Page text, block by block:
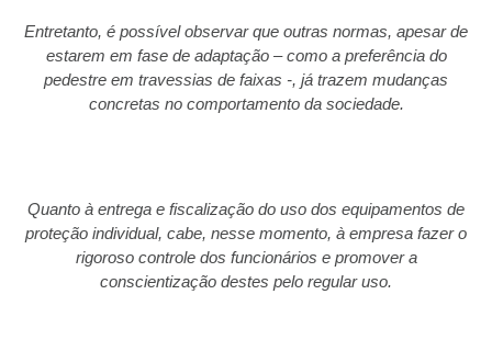
Entretanto, é possível observar que outras normas, apesar de
estarem em fase de adaptação – como a preferência do
pedestre em travessias de faixas -, já trazem mudanças
concretas no comportamento da sociedade.
Quanto à entrega e fiscalização do uso dos equipamentos de
proteção individual, cabe, nesse momento, à empresa fazer o
rigoroso controle dos funcionários e promover a
conscientização destes pelo regular uso.